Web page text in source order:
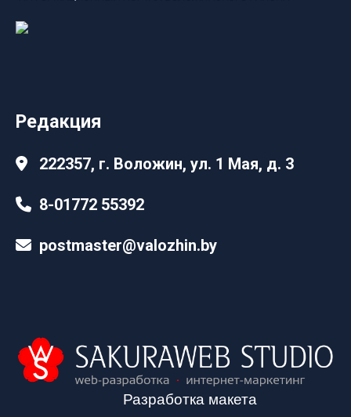
Редакция
222357, г. Воложин, ул. 1 Мая, д. 3
8-01772 55392
postmaster@valozhin.by
Разработка макета